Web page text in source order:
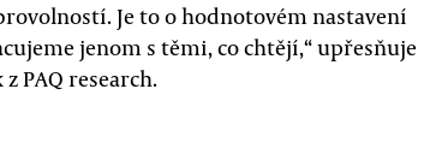
Je to o hodnotovém nastavení
jenom s těmi, co chtějí,“ upřesňuje
PAQ research.